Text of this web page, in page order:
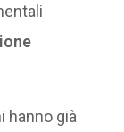
hanno già